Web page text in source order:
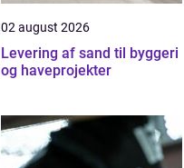
02 august 2026
Levering af sand til byggeri
og haveprojekter